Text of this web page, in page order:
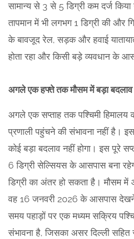
सामान्य से 3 से 5 डिग्री कम दर्ज
तापमान में भी लगभग 1 डिग्री की और
के बावजूद रेल, सड़क और हवाई
होता रहा और किसी बड़े व्यवधान के
अगले एक हफ्ते तक मौसम में बड़ा बदलाव
अगले एक सप्ताह तक पश्चिमी
प्रणाली पहुंचने की संभावना नहीं है।
कोई बड़ा बदलाव नहीं होगा। इस पूरे
6 डिग्री सेल्सियस के आसपास बना
डिग्री का अंतर हो सकता है। मौसम में
वह 16 जनवरी 2026 के आसपास
समय पहाड़ों पर एक मध्यम सक्रिय
संभावना है, जिसका असर दिल्ली सहित